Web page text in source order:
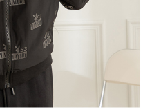
足之情形，本公司將視審查結果
註冊。若發現惡意使用之情形，
使用額度並採取法律行動。